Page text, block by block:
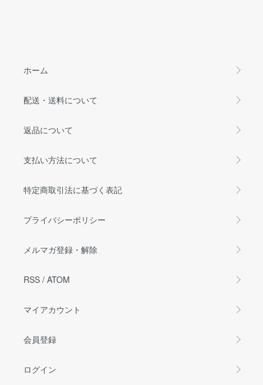
ホーム
配送・送料について
返品について
支払い方法について
特定商取引法に基づく表記
プライバシーポリシー
メルマガ登録・解除
RSS / ATOM
マイアカウント
会員登録
ログイン